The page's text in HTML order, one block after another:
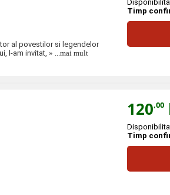
al povestilor si legendelor
l-am invitat, » ...mai mult
Timp
120,00
Timp